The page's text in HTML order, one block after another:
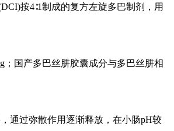
按4∶1制成的复方左旋多巴制剂，用
；国产多巴丝肼胶囊成分与多巴丝肼相
通过弥散作用逐渐释放，在小肠pH较